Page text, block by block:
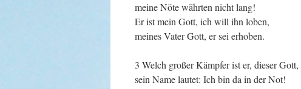
meine Nöte währten nicht lang!
Er ist mein Gott, ich will ihn loben,
meines Vater Gott, er sei erhoben.
3 Welch großer Kämpfer ist er, dieser Gott,
sein Name lautet: Ich bin da in der Not!